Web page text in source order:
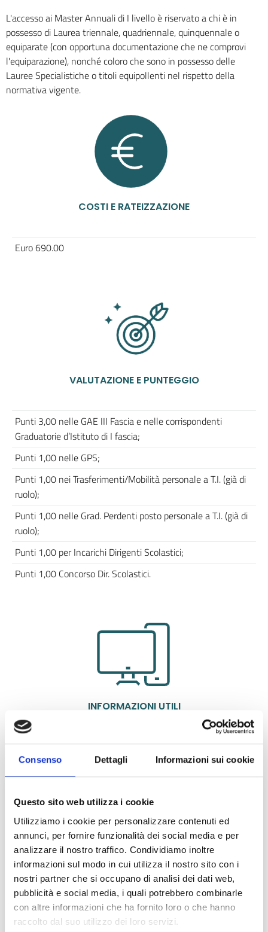
Consenso Dettagli Informazioni sui cookie
Questo sito web utilizza i cookie
Utilizziamo i cookie per personalizzare contenuti ed
annunci, per fornire funzionalità dei social media e per
analizzare il nostro traffico. Condividiamo inoltre
informazioni sul modo in cui utilizza il nostro sito con i
nostri partner che si occupano di analisi dei dati web,
pubblicità e social media, i quali potrebbero combinarle
con altre informazioni che ha fornito loro o che hanno
raccolto dal suo utilizzo dei loro servizi.
L'accesso ai Master Annuali di I livello è riservato a chi è in
possesso di Laurea triennale, quadriennale, quinquennale o
equiparate (con opportuna documentazione che ne comprovi
l'equiparazione), nonché coloro che sono in possesso delle
Lauree Specialistiche o titoli equipollenti nel rispetto della
normativa vigente.
COSTI E RATEIZZAZIONE
Euro 690.00
VALUTAZIONE E PUNTEGGIO
Punti 3,00 nelle GAE III Fascia e nelle corrispondenti
Graduatorie d’Istituto di I fascia;
Punti 1,00 nelle GPS;
Punti 1,00 nei Trasferimenti/Mobilità personale a T.I. (già di
ruolo);
Punti 1,00 nelle Grad. Perdenti posto personale a T.I. (già di
ruolo);
Punti 1,00 per Incarichi Dirigenti Scolastici;
Punti 1,00 Concorso Dir. Scolastici.
INFORMAZIONI UTILI
Scadenza Iscrizione:19/08/2026
Bando di Partecipazione
SEDE ESAMI
Esami in 100 città:
Agrigento, Alessandria, Ancona, Andria, Aosta, Arezzo,
Avellino, Bari, Belluno, Benevento, Bergamo, Bologna,
Bolzano, Brescia, Brindisi, Cagliari, Caltanissetta,
Campobasso, Canicattì, Capo d’Orlando/Milazzo (ME),
Caserta, Castelvetrano (TP), Catania, Catanzaro, Chieti,